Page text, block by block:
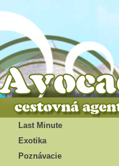
Last Minute
Exotika
Poznávacie